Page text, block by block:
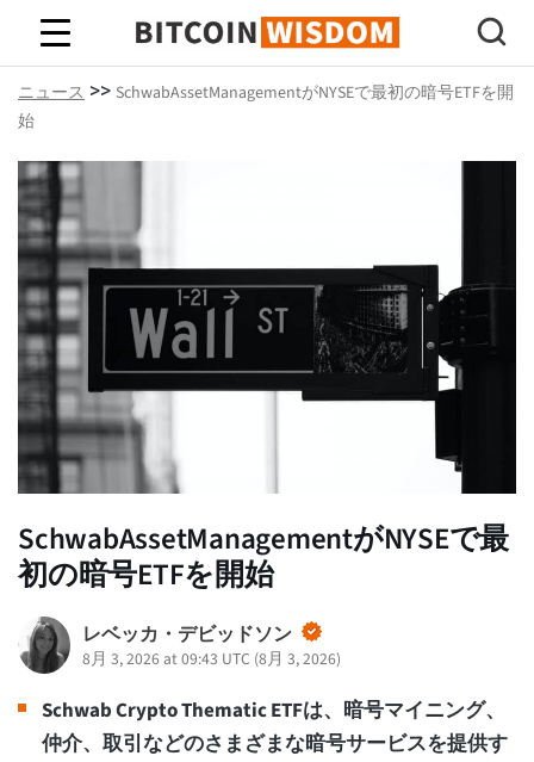
ビットコインの知恵
ニュース >> SchwabAssetManagementがNYSEで最初の暗号ETFを開
始
SchwabAssetManagementがNYSEで最
初の暗号ETFを開始
レベッカ・デビッドソン
8月 3, 2026 at 09:43 UTC (8月 3, 2026)
Schwab Crypto Thematic ETFは、暗号マイニング、
仲介、取引などのさまざまな暗号サービスを提供す